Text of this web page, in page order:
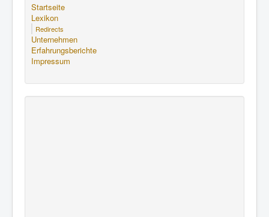
Startseite
Lexikon
Redirects
Unternehmen
Erfahrungsberichte
Impressum